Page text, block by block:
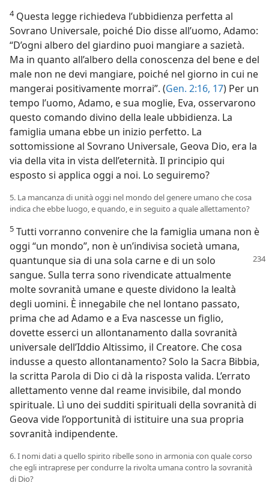
4Questa legge richiedeva l’ubbidienza perfetta al
Sovrano Universale, poiché Dio disse all’uomo, Adamo:
“D’ogni albero del giardino puoi mangiare a sazietà.
Ma in quanto all’albero della conoscenza del bene e del
male non ne devi mangiare, poiché nel giorno in cui ne
mangerai positivamente morrai”. (Gen. 2:16, 17) Per un
tempo l’uomo, Adamo, e sua moglie, Eva, osservarono
questo comando divino della leale ubbidienza. La
famiglia umana ebbe un inizio perfetto. La
sottomissione al Sovrano Universale, Geova Dio, era la
via della vita in vista dell’eternità. Il principio qui
esposto si applica oggi a noi. Lo seguiremo?
5. La mancanza di unità oggi nel mondo del genere umano che cosa
indica che ebbe luogo, e quando, e in seguito a quale allettamento?
5 Tutti vorranno convenire che la famiglia umana non è
oggi “un mondo”, non è un’indivisa società umana,
quantunquesia di una sola carne e di un solo
sangue. Sulla terra sono rivendicate attualmente
molte sovranità umane e queste dividono la lealtà
degli uomini. È innegabile che nel lontano passato,
prima che ad Adamo e a Eva nascesse un figlio,
dovette esserci un allontanamento dalla sovranità
universale dell’Iddio Altissimo, il Creatore. Che cosa
indusse a questo allontanamento? Solo la Sacra Bibbia,
la scritta Parola di Dio ci dà la risposta valida. L’errato
allettamento venne dal reame invisibile, dal mondo
spirituale. Lì uno dei sudditi spirituali della sovranità di
Geova vide l’opportunità di istituire una sua propria
sovranità indipendente.
6. I nomi dati a quello spirito ribelle sono in armonia con quale corso
che egli intraprese per condurre la rivolta umana contro la sovranità
di Dio?